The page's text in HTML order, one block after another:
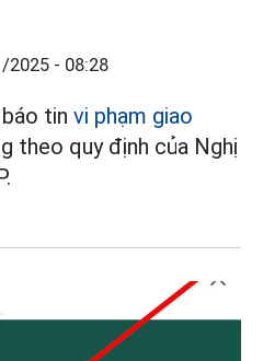
2025 - 08:28
tin vi phạm giao
theo quy định của Nghị